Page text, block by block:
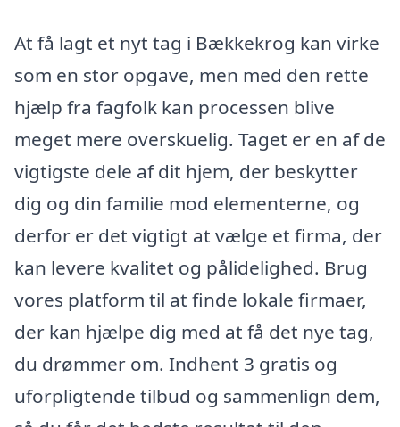
At få lagt et nyt tag i Bækkekrog kan virke
som en stor opgave, men med den rette
hjælp fra fagfolk kan processen blive
meget mere overskuelig. Taget er en af de
vigtigste dele af dit hjem, der beskytter
dig og din familie mod elementerne, og
derfor er det vigtigt at vælge et firma, der
kan levere kvalitet og pålidelighed. Brug
vores platform til at finde lokale firmaer,
der kan hjælpe dig med at få det nye tag,
du drømmer om. Indhent 3 gratis og
uforpligtende tilbud og sammenlign dem,